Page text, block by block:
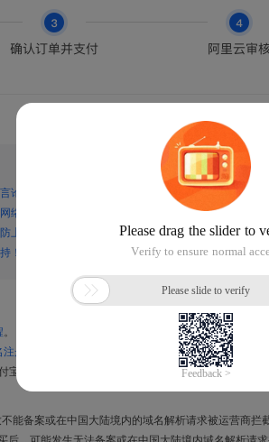
论，谨防上当受骗！
络诈骗！
上当受骗！
！
册信息模板
，进入
完成绑定。
能备案或在中国大陆境内的域名解析请求被运营商拦
，可能发生无法备案或在中国大陆境内域名解析请